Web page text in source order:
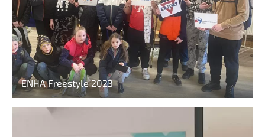
ENHA Freestyle 2023